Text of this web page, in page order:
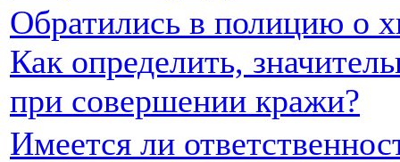
Обратились в полицию о
Как определить,
при совершении кражи?
Имеется ли